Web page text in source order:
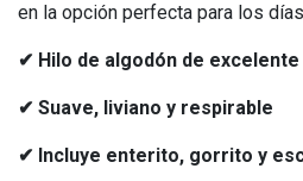
en la opción perfecta para los
✔ Hilo de algodón de excelente
✔ Suave, liviano y respirable
✔ Incluye enterito, gorrito y